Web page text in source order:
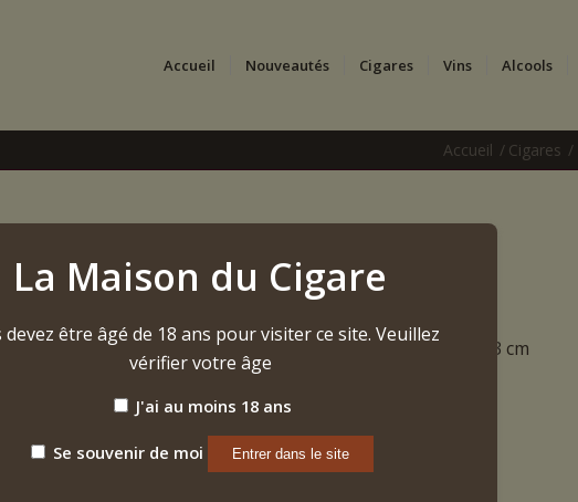
Accueil Nouveautés Cigares Vins Alcools
Accueil / Cigares /
14,40€
360,00€ (25 pièces) | DIAMÈTRE 2.2 cm | LONGUEUR 15.3 cm
Silencio Black Supremo (2024)
La Maison du Cigare
devez être âgé de 18 ans pour visiter ce site. Veuillez
vérifier votre âge
J'ai au moins 18 ans
Se souvenir de moi